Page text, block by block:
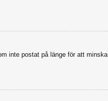
inte postat på länge för att